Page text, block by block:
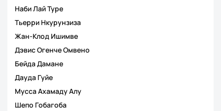
Наби Лай Туре
Тьерри Нкурунзиза
Жан-Клод Ишимве
Дэвис Огенче Омвено
Бейда Дамане
Дауда Гуйе
Мусса Ахамаду Алу
Шепо Гобагоба